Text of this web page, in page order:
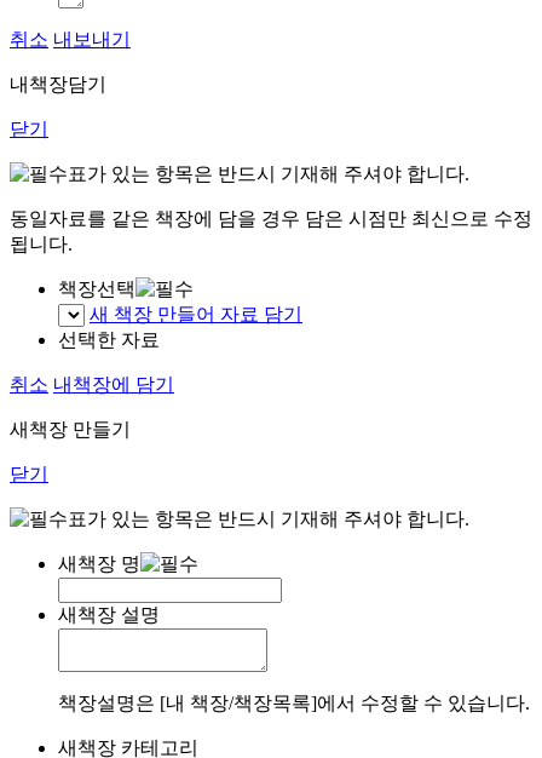
취소 내보내기
내책장담기
닫기
표가 있는 항목은 반드시 기재해 주셔야 합니다.
동일자료를 같은 책장에 담을 경우 담은 시점만 최신으로 수정
됩니다.
책장선택
새 책장 만들어 자료 담기
선택한 자료
취소 내책장에 담기
새책장 만들기
닫기
표가 있는 항목은 반드시 기재해 주셔야 합니다.
새책장 명
새책장 설명
책장설명은 [내 책장/책장목록]에서 수정할 수 있습니다.
새책장 카테고리